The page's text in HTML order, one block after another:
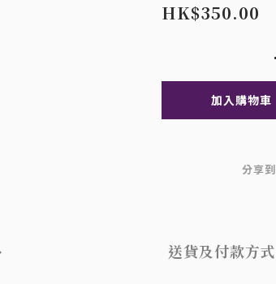
HK$350.00
加入購物車
分享到
送貨及付款方式